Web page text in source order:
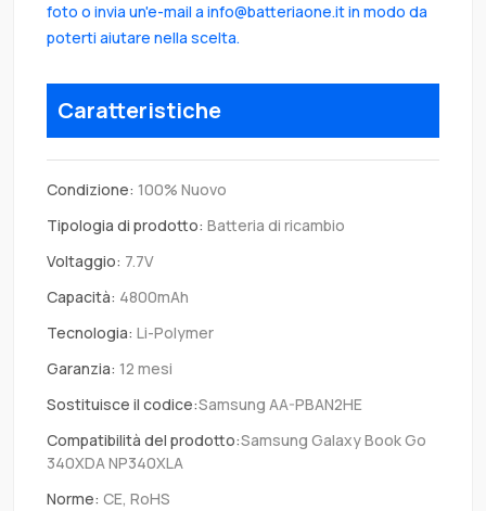
foto o invia un'e-mail a info@batteriaone.it in modo da
poterti aiutare nella scelta.
Caratteristiche
Condizione: 100% Nuovo
Tipologia di prodotto: Batteria di ricambio
Voltaggio: 7.7V
Capacità: 4800mAh
Tecnologia: Li-Polymer
Garanzia: 12 mesi
Sostituisce il codice:Samsung AA-PBAN2HE
Compatibilità del prodotto:Samsung Galaxy Book Go
340XDA NP340XLA
Norme: CE, RoHS